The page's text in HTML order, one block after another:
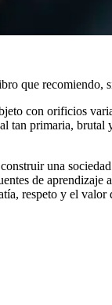
que recomiendo,
con orificios
tan primaria, brutal
una
de aprendizaje
respeto y el